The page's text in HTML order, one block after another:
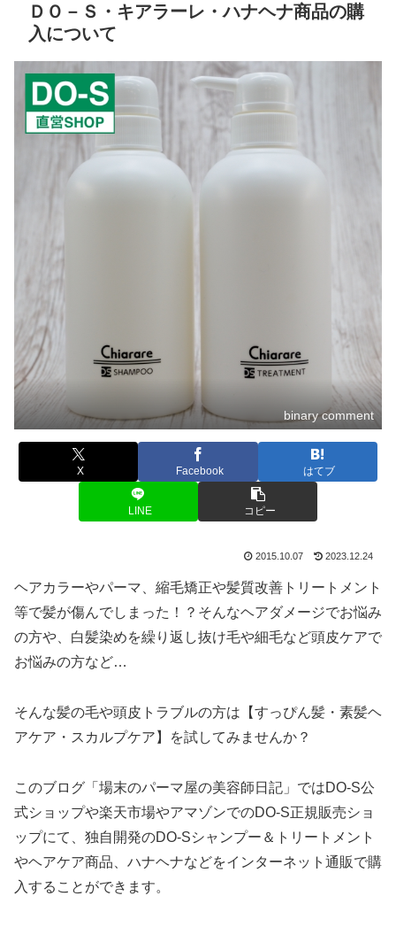
ＤＯ－Ｓ・キアラーレ・ハナヘナ商品の購
入について
binary comment
X Facebook はてブ
LINE コピー
2015.10.07 2023.12.24
ヘアカラーやパーマ、縮毛矯正や髪質改善トリートメント
等で髪が傷んでしまった！？そんなヘアダメージでお悩み
の方や、白髪染めを繰り返し抜け毛や細毛など頭皮ケアで
お悩みの方など…
そんな髪の毛や頭皮トラブルの方は【すっぴん髪・素髪ヘ
アケア・スカルプケア】を試してみませんか？
このブログ「場末のパーマ屋の美容師日記」ではDO-S公
式ショップや楽天市場やアマゾンでのDO-S正規販売ショ
ップにて、独自開発のDO-Sシャンプー＆トリートメント
やヘアケア商品、ハナヘナなどをインターネット通販で購
入することができます。